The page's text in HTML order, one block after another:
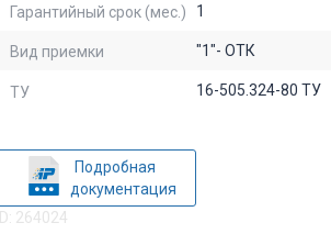
Гарантийный срок (мес.) 1
Вид приемки "1"- ОТК
ТУ 16-505.324-80 ТУ
Подробная
документация
ID: 264024